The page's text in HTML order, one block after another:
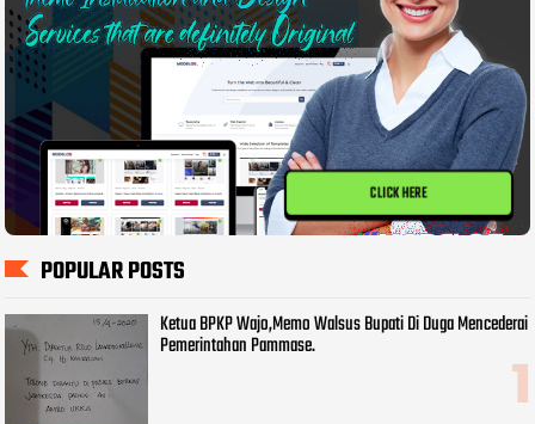
CLICK HERE
POPULAR POSTS
Ketua BPKP Wajo,Memo Walsus Bupati Di Duga Mencederai
Pemerintahan Pammase.